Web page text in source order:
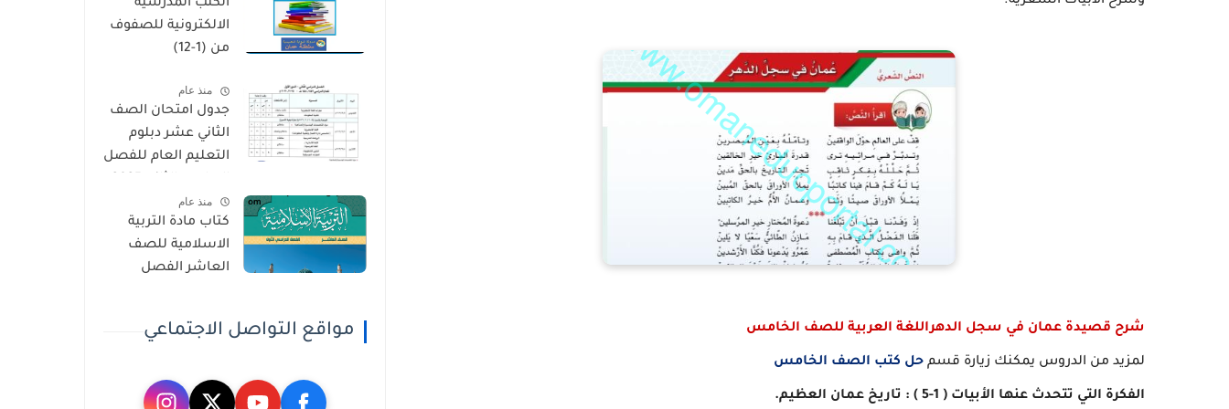
شرح قصيدة عمان في سجل الدهراللغة العربية للصف الخامس
لمزيد من الدروس يمكنك زيارة قسم حل كتب الصف الخامس
الفكرة التي تتحدث عنها الأبيات ( 1-5 ) : تاريخ عمان العظيم.
الكتب المدرسية
الالكترونية للصفوف
من (1-12)
منذ عام
جدول امتحان الصف
الثاني عشر دبلوم
التعليم العام للفصل
2026منذ عام
كتاب مادة التربية
الاسلامية للصف
العاشر الفصل
مواقع التواصل الاجتماعي